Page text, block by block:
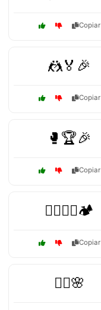
Copiar
🤼🏅🎉
Copiar
🥊🏆🎉
Copiar
🧗‍♀️🚵‍♂️🏕️
Copiar
🧘‍♂️🌸